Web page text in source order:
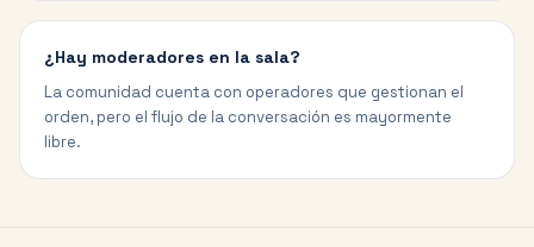
¿Hay moderadores en la sala?
La comunidad cuenta con operadores que gestionan el
orden, pero el flujo de la conversación es mayormente
libre.